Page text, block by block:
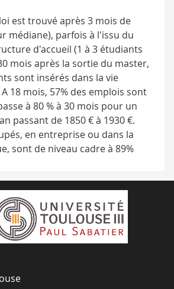
est trouvé après 3 mois de
médiane), parfois à l'issu du
d'accueil (1 à 3 étudiants
mois après la sortie du master,
sont insérés dans la vie
18 mois, 57% des emplois sont
à 80 % à 30 mois pour un
passant de 1850 € à 1930 €.
en entreprise ou dans la
sont de niveau cadre à 89%